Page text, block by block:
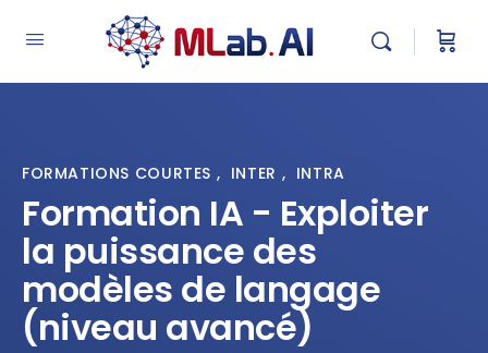
FORMATIONS COURTES , INTER , INTRA
Formation IA - Exploiter
la puissance des
modèles de langage
(niveau avancé)